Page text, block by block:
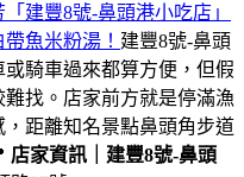
建豐8號-鼻頭港小吃店」
魚米粉湯！ 建豐8號-鼻頭
騎車過來都算方便，但假
找。店家前方就是停滿漁
距離知名景點鼻頭角步道
店家資訊｜建豐8號-鼻頭